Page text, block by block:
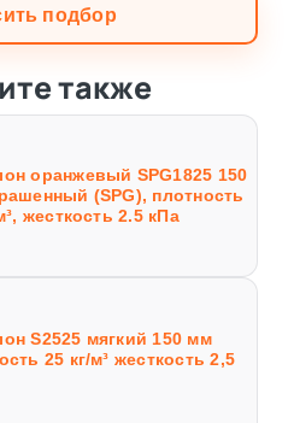
подбор
также
оранжевый SPG1825 150
(SPG), плотность
жесткость 2.5 кПа
S2525 мягкий 150 мм
25 кг/м³ жесткость 2,5